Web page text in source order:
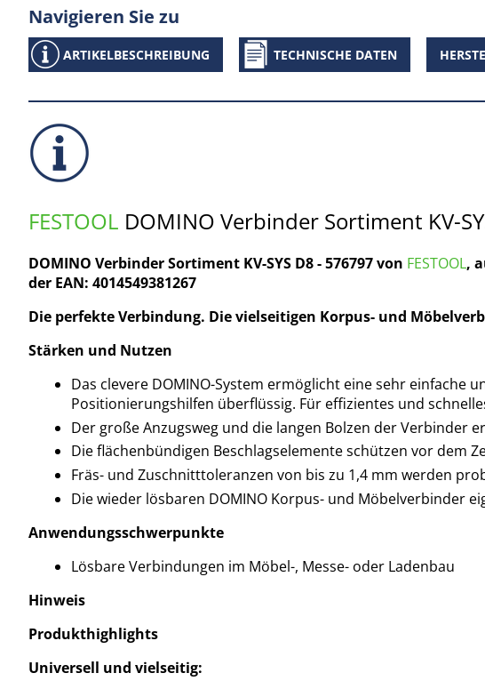
Navigieren Sie zu
ARTIKELBESCHREIBUNG TECHNISCHE DATEN
FESTOOL DOMINO Verbinder Sortiment KV-
DOMINO Verbinder Sortiment KV-SYS D8 - 576797 von FESTOOL,
der EAN: 4014549381267
Die perfekte Verbindung. Die vielseitigen Korpus- und
Stärken und Nutzen
Das clevere DOMINO-System ermöglicht eine sehr einfache
Positionierungshilfen überflüssig. Für effizientes und
Der große Anzugsweg und die langen Bolzen der Verbinder
Die flächenbündigen Beschlagselemente schützen vor dem
Fräs- und Zuschnitttoleranzen von bis zu 1,4 mm werden
Die wieder lösbaren DOMINO Korpus- und Möbelverbinder
Anwendungsschwerpunkte
Lösbare Verbindungen im Möbel-, Messe- oder Ladenbau
Hinweis
Produkthighlights
Universell und vielseitig: